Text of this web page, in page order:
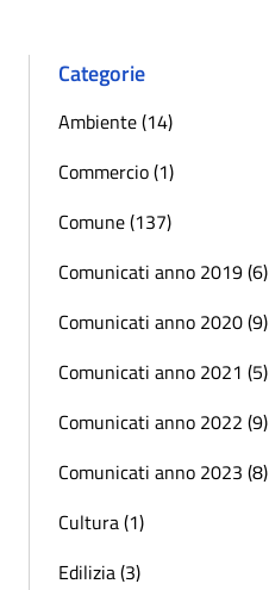
Categorie
Ambiente (14)
Commercio (1)
Comune (137)
Comunicati anno 2019 (6)
Comunicati anno 2020 (9)
Comunicati anno 2021 (5)
Comunicati anno 2022 (9)
Comunicati anno 2023 (8)
Cultura (1)
Edilizia (3)